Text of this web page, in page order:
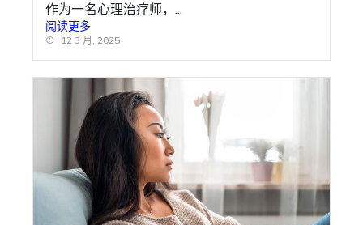
作为一名心理治疗师，...
阅读更多
12 3 月, 2025